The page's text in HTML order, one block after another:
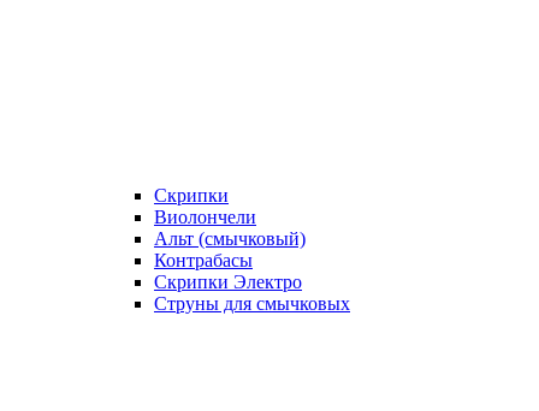
Скрипки
Виолончели
Альт (смычковый)
Контрабасы
Скрипки Электро
Струны для смычковых